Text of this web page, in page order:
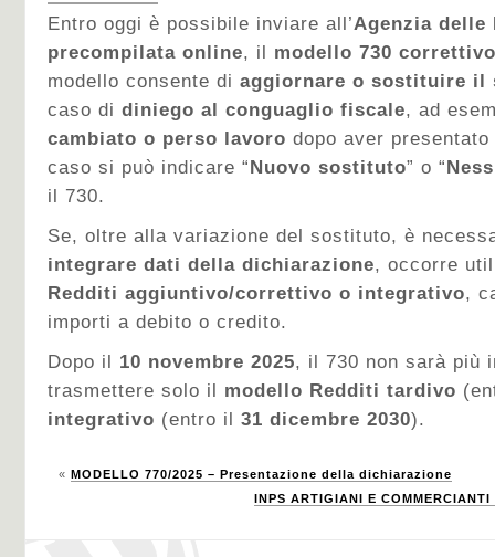
Entro oggi è possibile inviare all’Agenzia delle
precompilata online, il modello 730
modello consente di aggiornare o sostituire il
caso di diniego al conguaglio fiscale, ad
cambiato o perso lavoro dopo aver
caso si può indicare “Nuovo sostituto” o “
il 730.
Se, oltre alla variazione del sostituto, è
integrare dati della dichiarazione, occorre
Redditi aggiuntivo/correttivo o integrativo,
importi a debito o credito.
Dopo il 10 novembre 2025, il 730 non sarà più
trasmettere solo il modello Redditi tardivo
integrativo (entro il 31 dicembre 2030).
« MODELLO 770/2025 – Presentazione della dichiarazione
INPS ARTIGIANI E